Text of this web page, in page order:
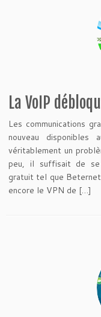
La VoIP
Les communications
nouveau
véritablement un
peu, il suffisait de se
gratuit tel que
encore le VPN de […]